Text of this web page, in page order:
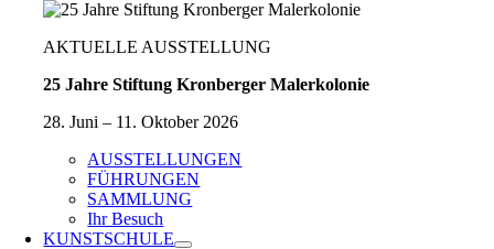
AKTUELLE AUSSTELLUNG
25 Jahre Stiftung Kronberger Malerkolonie
28. Juni – 11. Oktober 2026
AUSSTELLUNGEN
FÜHRUNGEN
SAMMLUNG
Ihr Besuch
KUNSTSCHULE